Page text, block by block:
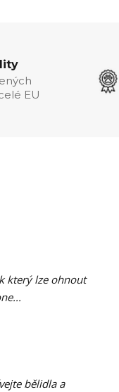
EU
který lze ohnout
bělidla a